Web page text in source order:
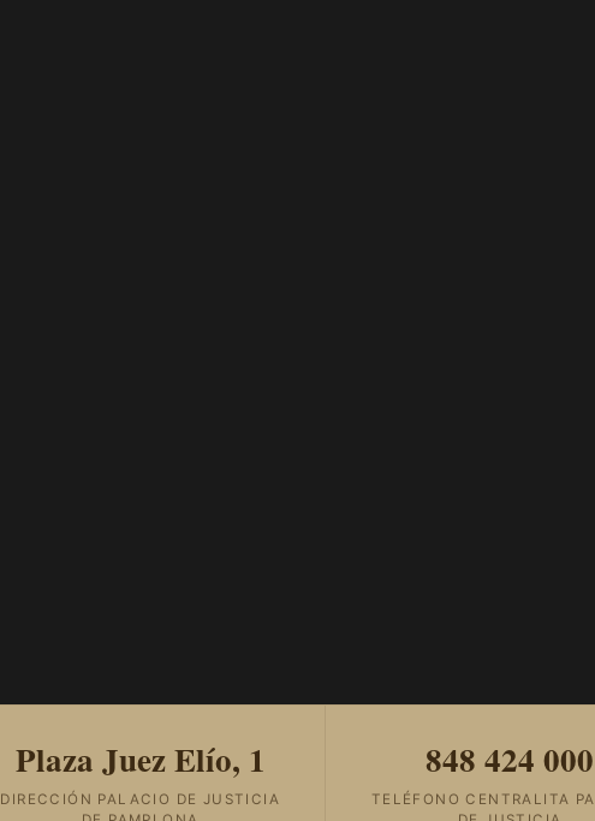
Plaza Juez Elío, 1
DIRECCIÓN PALACIO DE JUSTICIA
848 424 000
TELÉFONO CENTRALITA